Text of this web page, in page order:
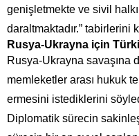
genişletmekte ve sivil
daraltmaktadır.” tabirlerini
Rusya-Ukrayna için
Rusya-Ukrayna savaşına
memleketler arası hukuk
ermesini istediklerini
Diplomatik sürecin